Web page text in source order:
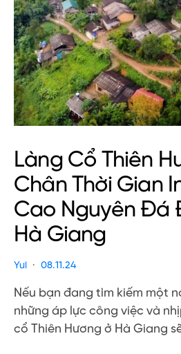
Làng Cổ Thiên
Chân Thời Gian
Cao Nguyên Đá
Hà Giang
Yui 08.11.24
Nếu bạn đang tìm kiếm một
những áp lực công việc và
cổ Thiên Hương ở Hà Giang